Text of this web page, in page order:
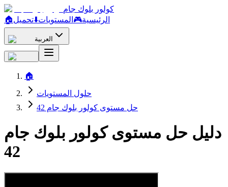
كولور بلوك جام
🏠
الرئيسية🎮 المستويات⬇️تحميل
العربية
🏠
حلول المستويات
حل مستوى كولور بلوك جام 42
دليل حل مستوى كولور بلوك جام
42